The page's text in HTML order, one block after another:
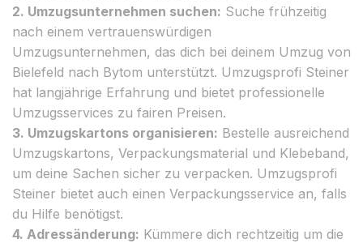
2. Umzugsunternehmen suchen: Suche frühzeitig
nach einem vertrauenswürdigen
Umzugsunternehmen, das dich bei deinem Umzug von
Bielefeld nach Bytom unterstützt. Umzugsprofi Steiner
hat langjährige Erfahrung und bietet professionelle
Umzugsservices zu fairen Preisen.
3. Umzugskartons organisieren: Bestelle ausreichend
Umzugskartons, Verpackungsmaterial und Klebeband,
um deine Sachen sicher zu verpacken. Umzugsprofi
Steiner bietet auch einen Verpackungsservice an, falls
du Hilfe benötigst.
4. Adressänderung: Kümmere dich rechtzeitig um die